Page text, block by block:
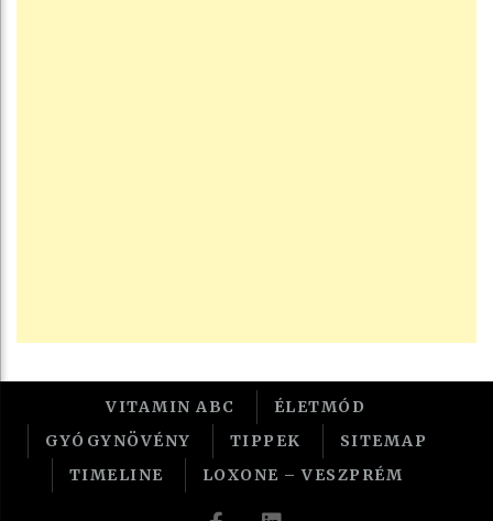
VITAMIN ABC
ÉLETMÓD
GYÓGYNÖVÉNY
TIPPEK
SITEMAP
TIMELINE
LOXONE – VESZPRÉM